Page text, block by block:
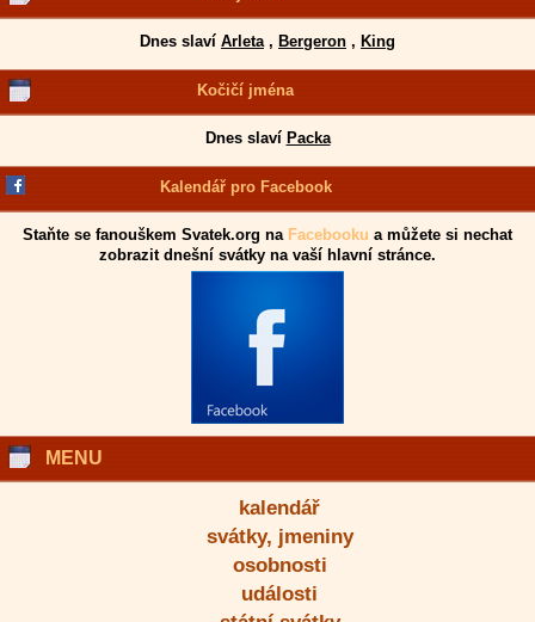
Dnes slaví Arleta, Bergeron , King
Kočičí jména
Dnes slaví Packa
Kalendář pro Facebook
Staňte se fanouškem Svatek.org na Facebooku a můžete si nechat
zobrazit dnešní svátky na vaší hlavní stránce.
MENU
kalendář
svátky, jmeniny
osobnosti
události